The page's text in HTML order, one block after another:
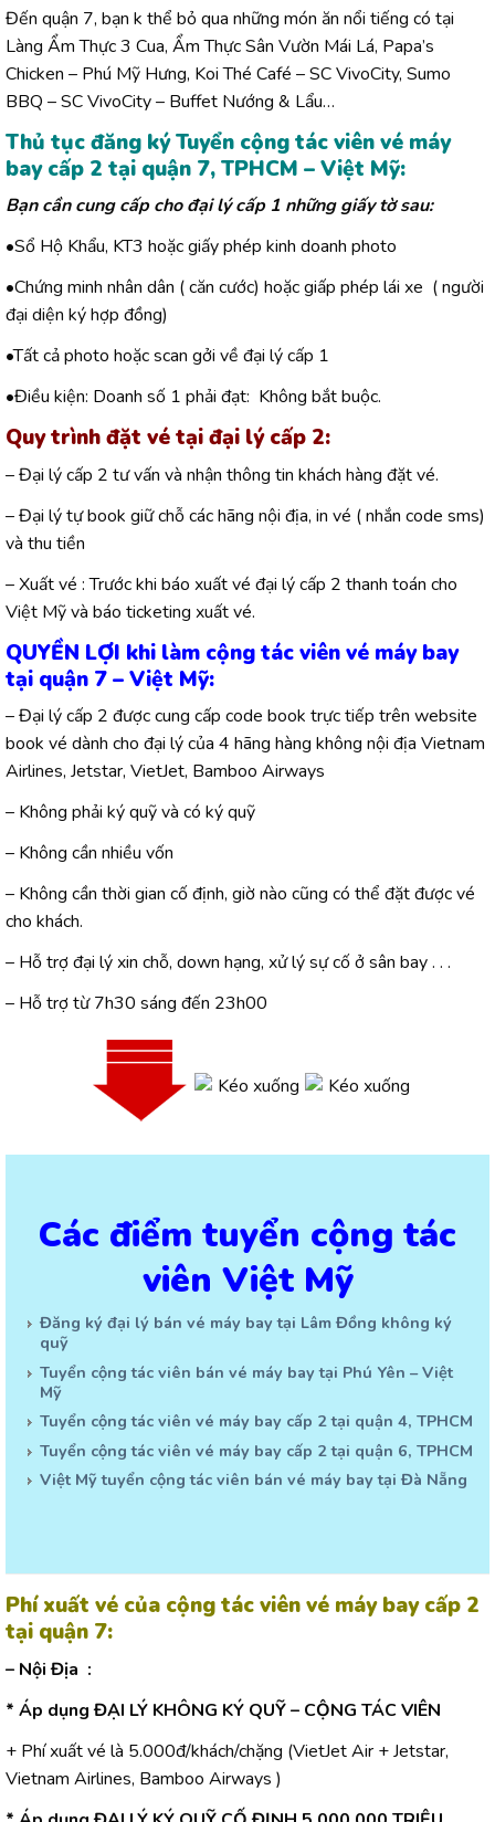
Đến quận 7, bạn k thể bỏ qua những món ăn nổi tiếng có tại
Làng Ẩm Thực 3 Cua, Ẩm Thực Sân Vườn Mái Lá, Papa’s
Chicken – Phú Mỹ Hưng, Koi Thé Café – SC VivoCity, Sumo
BBQ – SC VivoCity – Buffet Nướng & Lẩu…
Thủ tục đăng ký Tuyển cộng tác viên vé máy
bay cấp 2 tại quận 7, TPHCM – Việt Mỹ:
Bạn cần cung cấp cho đại lý cấp 1 những giấy tờ sau:
•Sổ Hộ Khẩu, KT3 hoặc giấy phép kinh doanh photo
•Chứng minh nhân dân ( căn cước) hoặc giấp phép lái xe ( người
đại diện ký hợp đồng)
•Tất cả photo hoặc scan gởi về đại lý cấp 1
•Điều kiện: Doanh số 1 phải đạt: Không bắt buộc.
Quy trình đặt vé tại đại lý cấp 2:
– Đại lý cấp 2 tư vấn và nhận thông tin khách hàng đặt vé.
– Đại lý tự book giữ chỗ các hãng nội địa, in vé ( nhắn code sms)
và thu tiền
– Xuất vé : Trước khi báo xuất vé đại lý cấp 2 thanh toán cho
Việt Mỹ và báo ticketing xuất vé.
QUYỀN LỢI khi làm cộng tác viên vé máy bay
tại quận 7 –Việt Mỹ:
– Đại lý cấp 2 được cung cấp code book trực tiếp trên website
book vé dành cho đại lý của 4 hãng hàng không nội địa Vietnam
Airlines, Jetstar, VietJet, Bamboo Airways
– Không phải ký quỹ và có ký quỹ
– Không cần nhiều vốn
– Không cần thời gian cố định, giờ nào cũng có thể đặt được vé
cho khách.
– Hỗ trợ đại lý xin chỗ, down hạng, xử lý sự cố ở sân bay . . .
– Hỗ trợ từ 7h30 sáng đến 23h00
Các điểm tuyển cộng tác
viên Việt Mỹ
Đăng ký đại lý bán vé máy bay tại Lâm Đồng không ký
quỹ
Tuyển cộng tác viên bán vé máy bay tại Phú Yên – Việt
Mỹ
Tuyển cộng tác viên vé máy bay cấp 2 tại quận 4, TPHCM
Tuyển cộng tác viên vé máy bay cấp 2 tại quận 6, TPHCM
Việt Mỹ tuyển cộng tác viên bán vé máy bay tại Đà Nẵng
Phí xuất vé của cộng tác viên vé máy bay cấp 2
tại quận 7:
– Nội Địa :
* Áp dụng ĐẠI LÝ KHÔNG KÝ QUỸ – CỘNG TÁC VIÊN
+ Phí xuất vé là 5.000đ/khách/chặng (VietJet Air + Jetstar,
Vietnam Airlines, Bamboo Airways )